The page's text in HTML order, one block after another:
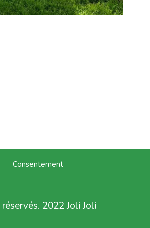
Consentement
2022 Joli Joli